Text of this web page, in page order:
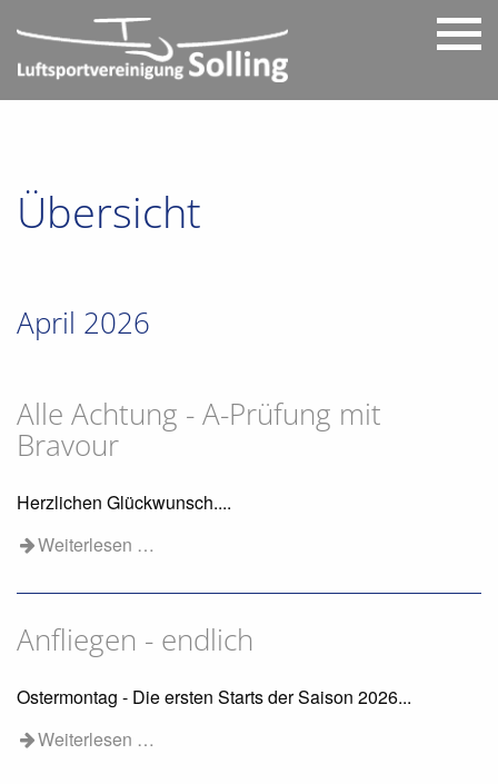
Übersicht
April 2026
Alle Achtung - A-Prüfung mit
Bravour
Herzlichen Glückwunsch....
Weiterlesen …
Anfliegen - endlich
Ostermontag - Die ersten Starts der Saison 2026...
Weiterlesen …